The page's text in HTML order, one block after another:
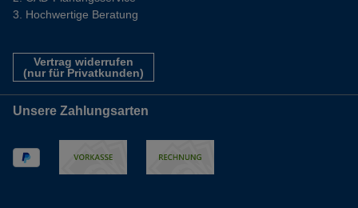
Hochwertige Beratung
Vertrag widerrufen
(nur für Privatkunden)
Unsere Zahlungsarten